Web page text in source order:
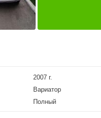
2007 г.
Вариатор
Полный